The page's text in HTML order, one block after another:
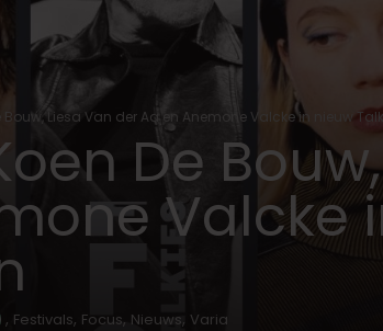
Bouw, Liesa Van der Aa en Anemone Valcke in nieuw
De
Valcke
, Festivals, Focus, Nieuws, Varia